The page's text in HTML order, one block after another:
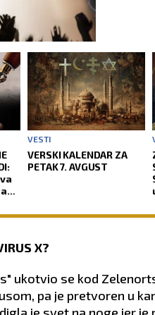
VESTI
VERSKI KALENDAR ZA
PETAK 7. AVGUST
X?
ukotvio se kod
pa je pretvoren u